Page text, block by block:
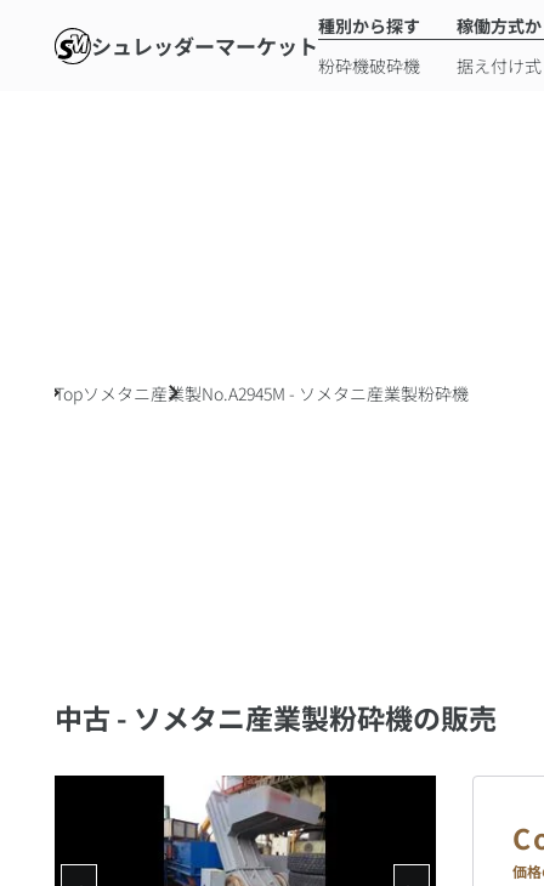
シュレッダーマーケット
種別から探す
粉砕機破砕機
稼働方式
据え付け式
Topソメタニ産業製No.A2945M - ソメタニ産業製粉砕機
中古 - ソメタニ産業製粉砕機の販売
価